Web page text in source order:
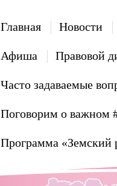
Главная Новости
Афиша Правовой
Часто задаваемые
Поговорим о важном
Программа «Земский